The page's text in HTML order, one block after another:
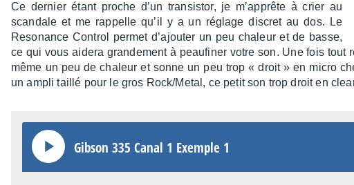
Ce dernier étant proche d’un tran­sis­tor, je m’ap­prête à crier au
scan­dale et me rappelle qu’il y a un réglage discret au dos. Le
Reso­nance Control permet d’ajou­ter un peu chaleur et de basse,
ce qui vous aidera gran­de­ment à peau­fi­ner votre son. Une fois tout
même un peu de chaleur et sonne un peu trop « droit » en micro
un ampli taillé pour le gros Rock/Metal, ce petit son trop droit en
Gibson 335 Canal 1 Exemple 1